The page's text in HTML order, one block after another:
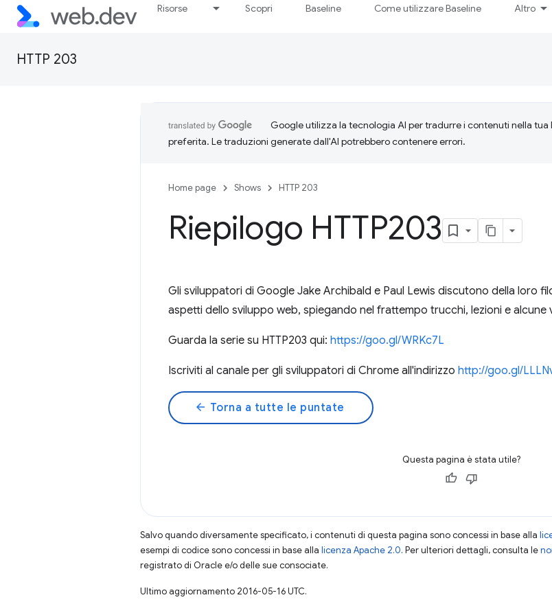
Risorse Scopri Baseline Come utilizzare Baseline Altro
HTTP 203
Google utilizza la tecnologia AI per tradurre i contenuti nella tua
preferita. Le traduzioni generate dall'AI potrebbero contenere errori.
Home page Shows HTTP 203
Riepilogo HTTP203
Gli sviluppatori di Google Jake Archibald e Paul Lewis discutono della loro
aspetti dello sviluppo web, spiegando nel frattempo trucchi, lezioni e
Guarda la serie su HTTP203 qui: https://goo.gl/WRKc7L
Iscriviti al canale per gli sviluppatori di Chrome all'indirizzo http://goo.gl/
arrow_back Torna a tutte le puntate
Questa pagina è stata utile?
Salvo quando diversamente specificato, i contenuti di questa pagina sono concessi in base alla
esempi di codice sono concessi in base alla licenza Apache 2.0. Per ulteriori dettagli, consulta le
registrato di Oracle e/o delle sue consociate.
Ultimo aggiornamento 2016-05-16 UTC.